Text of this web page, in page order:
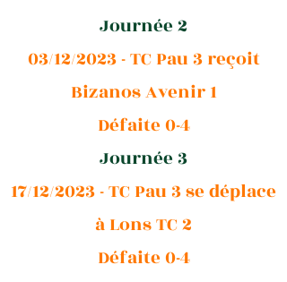
Journée 2
03/12/2023 - TC Pau 3 reçoit
Bizanos Avenir 1
Défaite 0-4
Journée 3
17/12/2023 - TC Pau 3 se déplace
à Lons TC 2
Défaite 0-4